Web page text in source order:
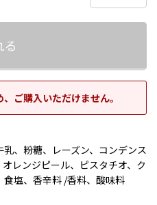
ご購入いただけません。
、粉糖、レーズン、コンデンス
レンジピール、ピスタチオ、ク
塩、香辛料 /香料、酸味料